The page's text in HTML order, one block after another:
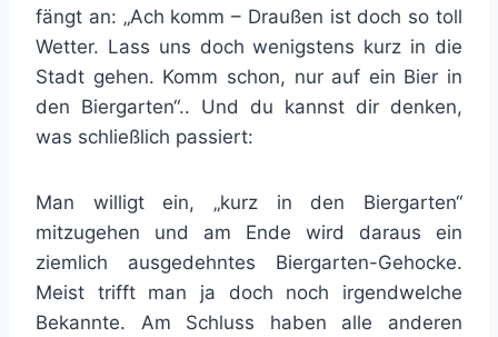
fängt an: „Ach komm – Draußen ist doch so toll
Wetter. Lass uns doch wenigstens kurz in die
Stadt gehen. Komm schon, nur auf ein Bier in
den Biergarten“.. Und du kannst dir denken,
was schließlich passiert:
Man willigt ein, „kurz in den Biergarten“
mitzugehen und am Ende wird daraus ein
ziemlich ausgedehntes Biergarten-Gehocke.
Meist trifft man ja doch noch irgendwelche
Bekannte. Am Schluss haben alle anderen